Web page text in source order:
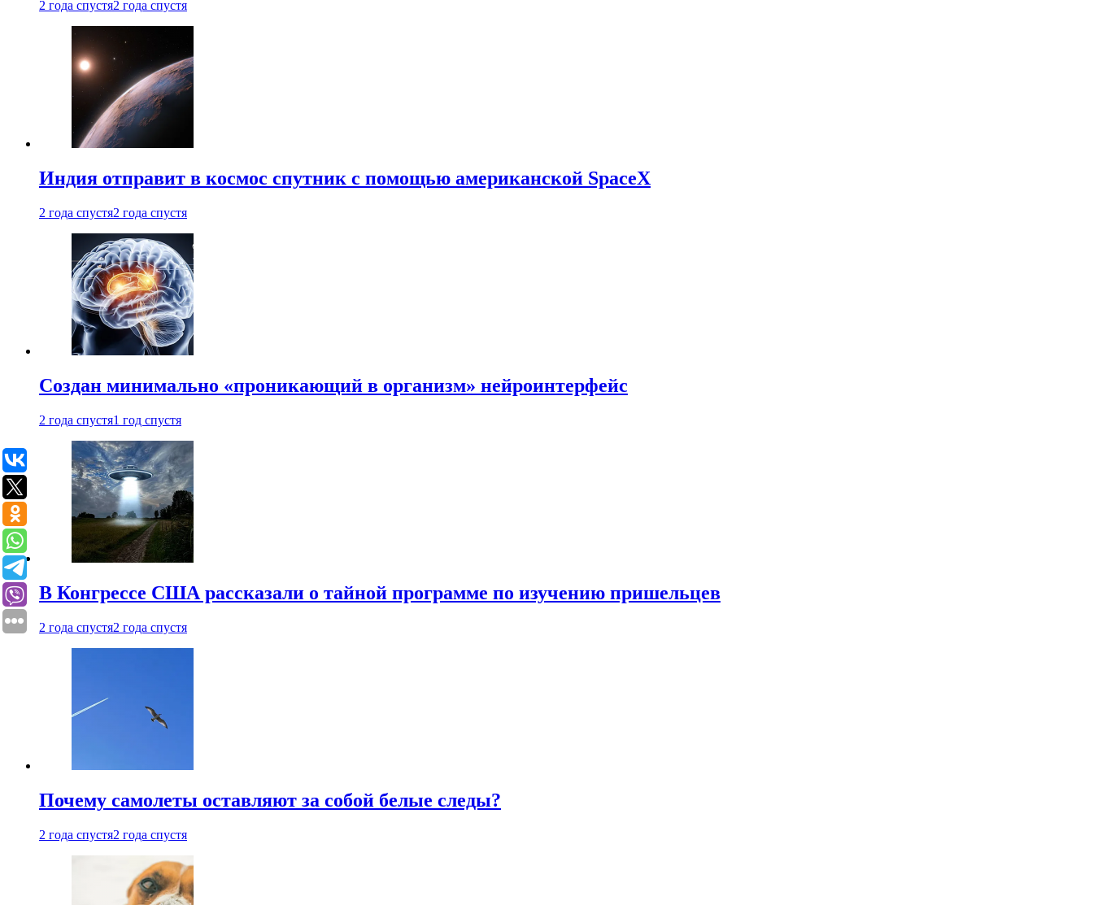
2 года спустя2 года спустя
Индия отправит в космос спутник с помощью американской SpaceX
2 года спустя2 года спустя
Создан минимально «проникающий в организм» нейроинтерфейс
2 года спустя1 год спустя
В Конгрессе США рассказали о тайной программе по изучению пришельцев
2 года спустя2 года спустя
Почему самолеты оставляют за собой белые следы?
2 года спустя2 года спустя